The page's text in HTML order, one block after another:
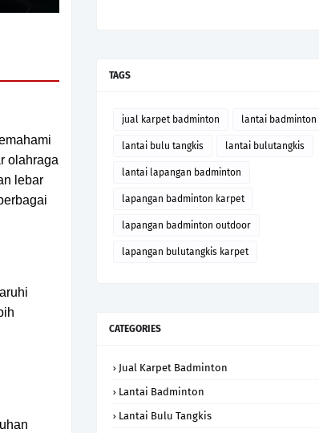
olahraga
lebar
TAGS
jual karpet badminton lantai badminton
lantai bulu tangkis lantai bulutangkis
lantai lapangan badminton
lapangan badminton karpet
lapangan badminton outdoor
lapangan bulutangkis karpet
CATEGORIES
Jual Karpet Badminton
Lantai Badminton
Lantai Bulu Tangkis